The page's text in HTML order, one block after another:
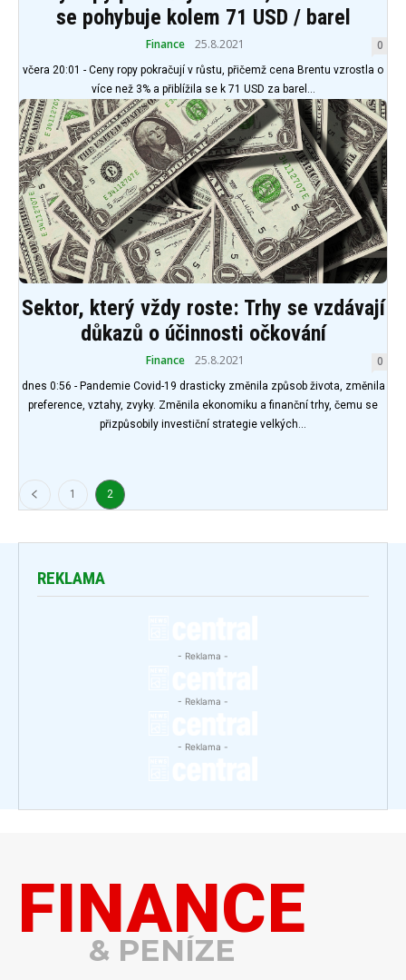
se pohybuje kolem 71 USD / barel
Finance 25.8.2021 0
včera 20:01 - Ceny ropy pokračují v růstu, přičemž cena Brentu vzrostla o
více než 3% a přiblížila se k 71 USD za barel...
Sektor, který vždy roste: Trhy se vzdávají
důkazů o účinnosti očkování
Finance 25.8.2021 0
dnes 0:56 - Pandemie Covid-19 drasticky změnila způsob života, změnila
preference, vztahy, zvyky. Změnila ekonomiku a finanční trhy, čemu se
přizpůsobily investiční strategie velkých...
1 2
REKLAMA
- Reklama -
- Reklama -
- Reklama -
FINANCE
& PENÍZE